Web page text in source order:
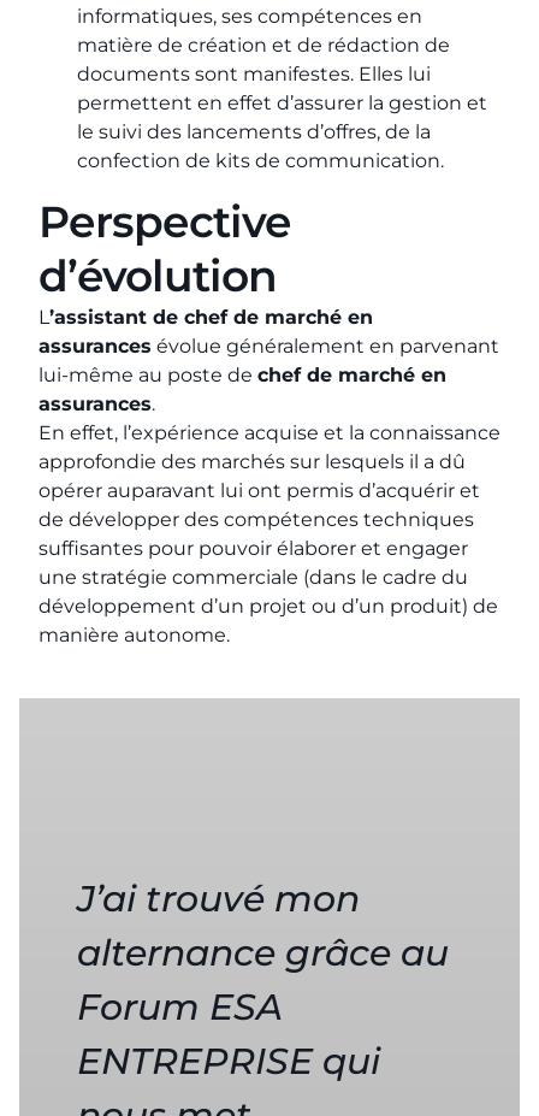
informatiques, ses compétences en
matière de création et de rédaction de
documents sont manifestes. Elles lui
permettent en effet d’assurer la gestion et
le suivi des lancements d’offres, de la
confection de kits de communication.
Perspective
d’évolution
L’assistant de chef de marché en
assurances évolue généralement en parvenant
lui-même au poste de chef de marché en
assurances.
En effet, l’expérience acquise et la connaissance
approfondie des marchés sur lesquels il a dû
opérer auparavant lui ont permis d’acquérir et
de développer des compétences techniques
suffisantes pour pouvoir élaborer et engager
une stratégie commerciale (dans le cadre du
développement d’un projet ou d’un produit) de
manière autonome.
J’ai trouvé mon
alternance grâce au
Forum ESA
ENTREPRISE qui